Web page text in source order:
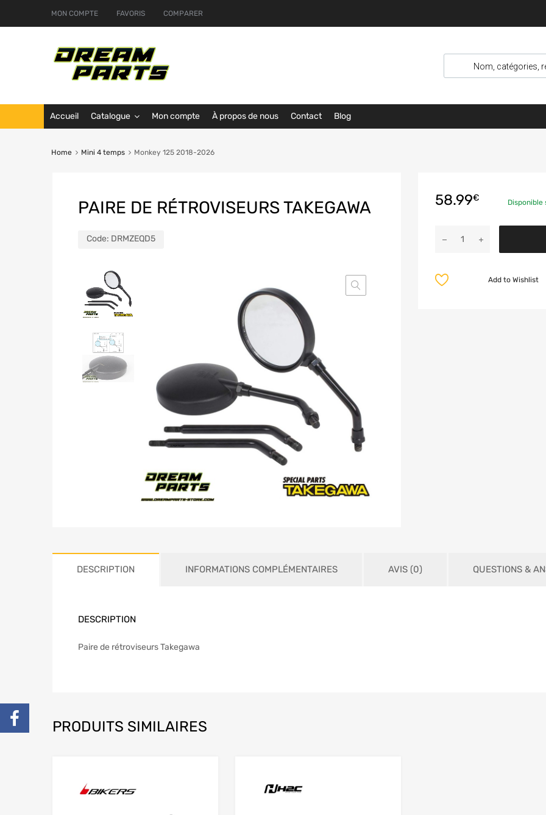
MON COMPTE FAVORIS COMPARER
Accueil Catalogue Mon compte À propos de nous Contact Blog
Home Mini 4 temps Monkey 125 2018-2026
PAIRE DE RÉTROVISEURS TAKEGAWA
Code: DRMZEQD5
58.99€ Disponible
Add to Wishlist
DESCRIPTION INFORMATIONS COMPLÉMENTAIRES AVIS (0) QUESTIONS &
DESCRIPTION
Paire de rétroviseurs Takegawa
PRODUITS SIMILAIRES